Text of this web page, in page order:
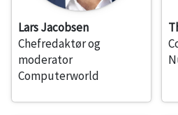
Lars Jacobsen
Chefredaktør og
moderator
Computerworld